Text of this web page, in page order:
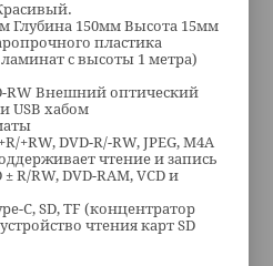
Глубина 150мм Высота 15мм
пластика
с высоты 1 метра)
RW Внешний оптический
USB хабом
+RW, DVD-R/-RW, JPEG, M4A
чтение и запись
± R/RW, DVD-RAM, VCD и
C, SD, TF (концентратор
чтения карт SD